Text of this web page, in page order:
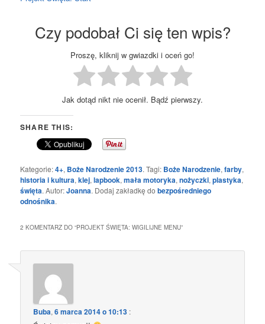
Czy podobał Ci się ten wpis?
Proszę, kliknij w gwiazdki i oceń go!
Jak dotąd nikt nie ocenił. Bądź pierwszy.
SHARE THIS:
Kategorie:4+, Boże Narodzenie 2013. Tagi: Boże Narodzenie,farby,
historia i kultura,klej,lapbook,mała motoryka,nożyczki,plastyka,
święta. Autor:Joanna. Dodaj zakładkę dobezpośredniego
odnośnika.
2 KOMENTARZ DO “PROJEKT ŚWIĘTA: WIGILIJNE MENU”
Buba,6 marca 2014 o 10:13 :